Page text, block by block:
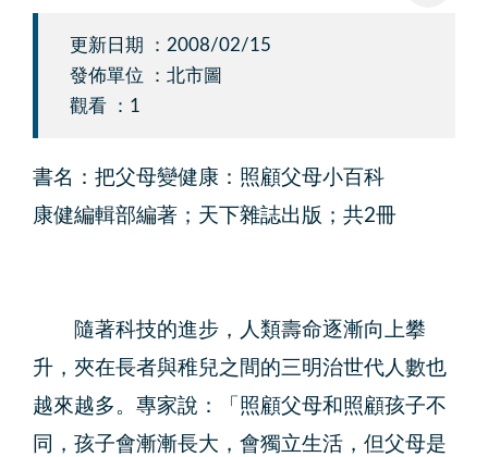
更新日期 ：2008/02/15
發佈單位 ：北市圖
觀看 ：1
書名：把父母變健康：照顧父母小百科
康健編輯部編著；天下雜誌出版；共2冊
隨著科技的進步，人類壽命逐漸向上攀
升，夾在長者與稚兒之間的三明治世代人數也
越來越多。專家說：「照顧父母和照顧孩子不
同，孩子會漸漸長大，會獨立生活，但父母是